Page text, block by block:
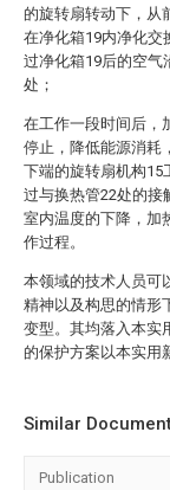
的旋转扇转动下，从
在净化箱19内净化交
过净化箱19后的空气
处；
在工作一段时间后，
停止，降低能源消耗
下端的旋转扇机构15
过与换热管22处的接
室内温度的下降，加
作过程。
本领域的技术人员可
精神以及构思的情形
变型。其均落入本实
的保护方案以本实用
Similar
Publication